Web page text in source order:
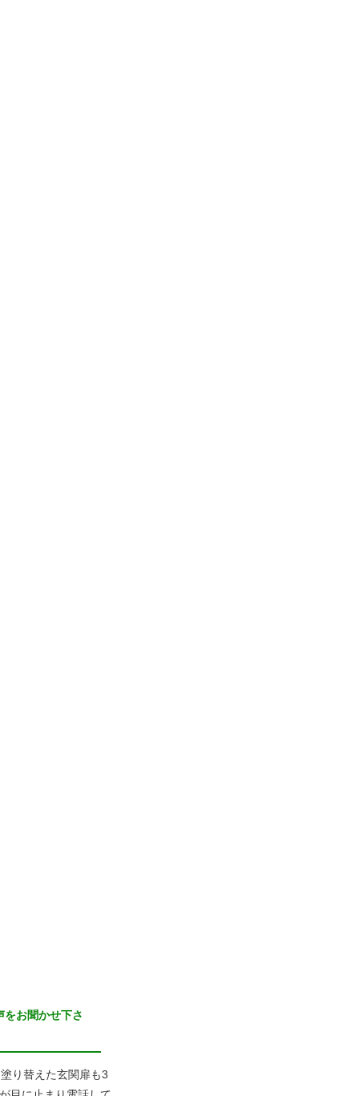
お聞かせ下さ
り替えた玄関扉も3